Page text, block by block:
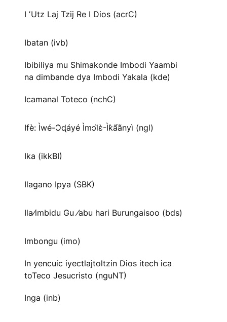
I ʼUtz Laj Tzij Re I Dios (acrC)
Ibatan (ivb)
Ibibiliya mu Shimakonde Imbodi Yaambi
na dimbande dya Imbodi Yakala (kde)
Icamanal Toteco (nchC)
Ifè: Ìwé-Ɔ̀ɖáyé Ìmↄl̀ɛ̀-Ìk̀ã́ã̀nyì (ngl)
Ika (ikkBI)
Ilagano Ipya (SBK)
Ila⁄imbidu Gu ⁄abu hari Burungaisoo (bds)
Imbongu (imo)
In yencuic iyectlajtoltzin Dios itech ica
toTeco Jesucristo (nguNT)
Inga (inb)